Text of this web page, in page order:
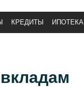
КРЕДИТЫ ИПОТЕКА